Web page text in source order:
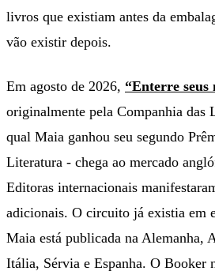
livros que existiam antes da
vão existir depois.
Em agosto de 2026, “Enterre seus
originalmente pela Companhia das
qual Maia ganhou seu segundo
Literatura - chega ao mercado
Editoras internacionais
adicionais. O circuito já existia em
Maia está publicada na Alemanha,
Itália, Sérvia e Espanha. O Booker